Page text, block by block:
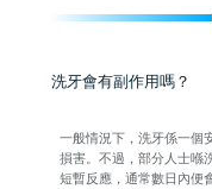
洗牙會有副作用嗎？
一般情況下，洗牙係一個
損害。不過，部分人士喺
短暫反應，通常數日內便